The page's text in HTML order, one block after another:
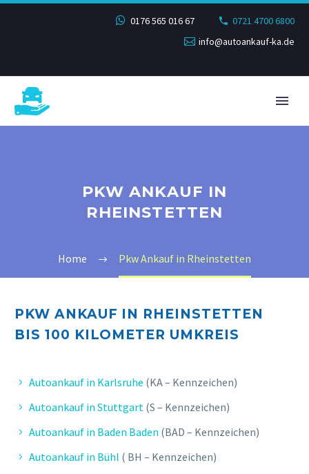
0176 565 016 67
0721 4700 6800
info@autoankauf-ka.de
PKW ANKAUF IN
RHEINSTETTEN
Home Pkw Ankauf in Rheinstetten
PKW ANKAUF IN RHEINSTETTEN
BIS 100 KILOMETER UMKREIS
Autoankauf in Karlsruhe (KA – Kennzeichen)
Autoankauf in Stuttgart (S – Kennzeichen)
Autoankauf in Baden Baden (BAD – Kennzeichen)
Autoankauf in Bühl ( BH – Kennzeichen)